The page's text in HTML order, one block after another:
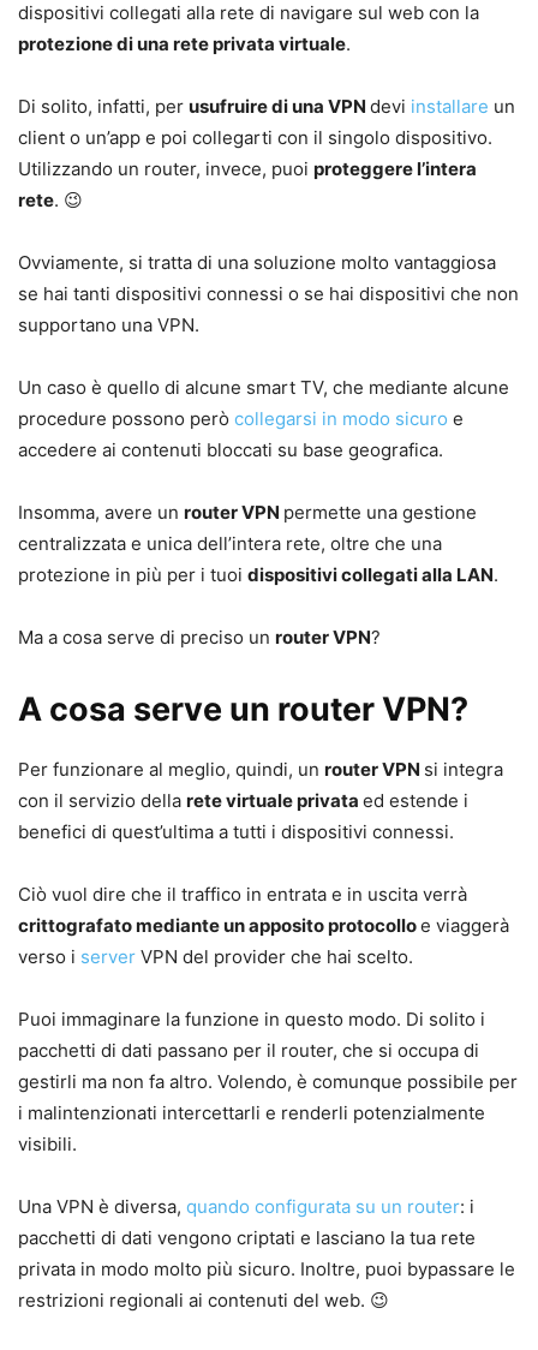
dispositivi collegati alla rete di navigare sul web con la
protezione di una rete privata virtuale.
Di solito, infatti, per usufruire di una VPN devi installare un
client o un’app e poi collegarti con il singolo dispositivo.
Utilizzando un router, invece, puoi proteggere l’intera
rete. 😉
Ovviamente, si tratta di una soluzione molto vantaggiosa
se hai tanti dispositivi connessi o se hai dispositivi che non
supportano una VPN.
Un caso è quello di alcune smart TV, che mediante alcune
procedure possono però collegarsi in modo sicuro e
accedere ai contenuti bloccati su base geografica.
Insomma, avere un router VPN permette una gestione
centralizzata e unica dell’intera rete, oltre che una
protezione in più per i tuoi dispositivi collegati alla LAN.
Ma a cosa serve di preciso un router VPN?
A cosa serve un router VPN?
Per funzionare al meglio, quindi, un router VPN si integra
con il servizio della rete virtuale privata ed estende i
benefici di quest’ultima a tutti i dispositivi connessi.
Ciò vuol dire che il traffico in entrata e in uscita verrà
crittografato mediante un apposito protocolloe viaggerà
verso i server VPN del provider che hai scelto.
Puoi immaginare la funzione in questo modo. Di solito i
pacchetti di dati passano per il router, che si occupa di
gestirli ma non fa altro. Volendo, è comunque possibile per
i malintenzionati intercettarli e renderli potenzialmente
visibili.
Una VPN è diversa, quando configurata su un router: i
pacchetti di dati vengono criptati e lasciano la tua rete
privata in modo molto più sicuro. Inoltre, puoi bypassare le
restrizioni regionali ai contenuti del web. 😉